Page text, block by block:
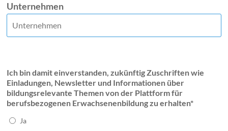
Unternehmen
Ich bin damit einverstanden, zukünftig Zuschriften wie
Einladungen, Newsletter und Informationen über
bildungsrelevante Themen von der Plattform für
berufsbezogenen Erwachsenenbildung zu erhalten*
Ja